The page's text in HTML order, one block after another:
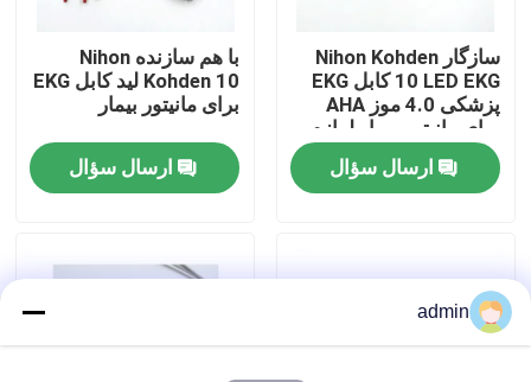
تماس با ما
درخواست نقل قول
سنسور SPO2 یکبار مصرف
سازگار Nihon Kohden
10 LED EKG کابل EKG
پزشکی 4.0 موز AHA
برای مانیتور بیمار لوازم
جانبی
ارسال سؤال
با هم سازنده Nihon
Kohden 10 ليد کابل EKG
برای مانیتور بیمار
ارسال سؤال
admin